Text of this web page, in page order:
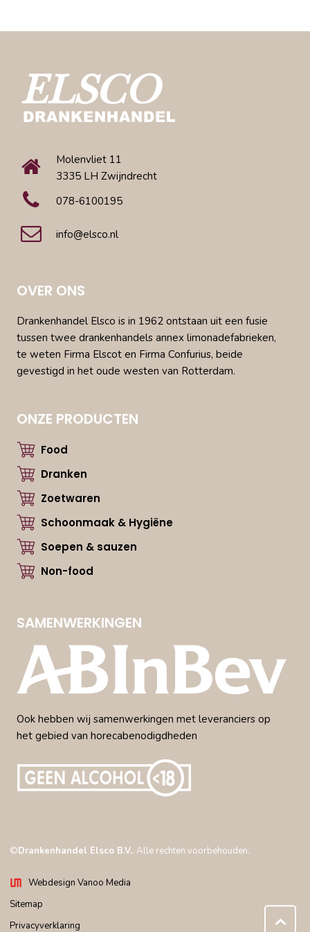
Molenvliet 11
3335 LH Zwijndrecht
078-6100195
info@elsco.nl
OVER ONS
Drankenhandel Elsco is in 1962 ontstaan uit een fusie
tussen twee drankenhandels annex limonadefabrieken,
te weten Firma Elscot en Firma Confurius, beide
gevestigd in het oude westen van Rotterdam.
ONZE PRODUCTEN
Food
Dranken
Zoetwaren
Schoonmaak & Hygiëne
Soepen & sauzen
Non-food
SAMENWERKINGEN
Ook hebben wij samenwerkingen met leveranciers op
het gebied van horecabenodigdheden
©Drankenhandel Elsco B.V.. Alle rechten voorbehouden.
Webdesign Vanoo Media
Sitemap
Privacyverklaring